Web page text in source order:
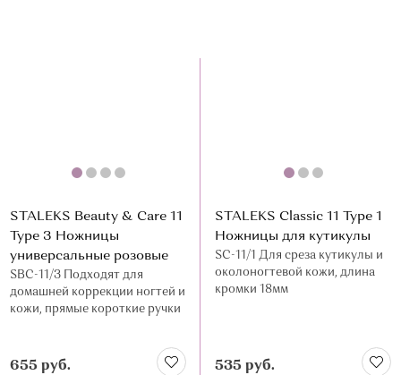
STALEKS Beauty & Care 11
Type 3 Ножницы
универсальные розовые
SBC-11/3 Подходят для
домашней коррекции ногтей и
кожи, прямые короткие ручки
655 руб.
STALEKS Classic 11 Type 1
Ножницы для кутикулы
SC-11/1 Для среза кутикулы и
околоногтевой кожи, длина
кромки 18мм
535 руб.